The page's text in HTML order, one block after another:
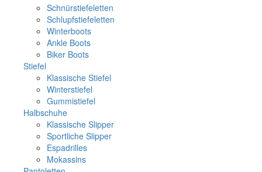
Schnürstiefeletten
Schlupfstiefeletten
Winterboots
Ankle Boots
Biker Boots
Stiefel
Klassische Stiefel
Winterstiefel
Gummistiefel
Halbschuhe
Klassische Slipper
Sportliche Slipper
Espadrilles
Mokassins